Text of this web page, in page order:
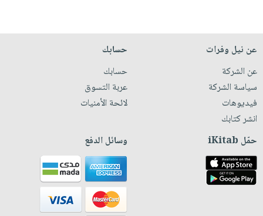
عن نيل وفرات
عن الشركة
سياسة الشركة
فيديوهات
انشر كتابك
حسابك
حسابك
عربة التسوق
لائحة الأمنيات
حمّل iKitab وسائل الدفع